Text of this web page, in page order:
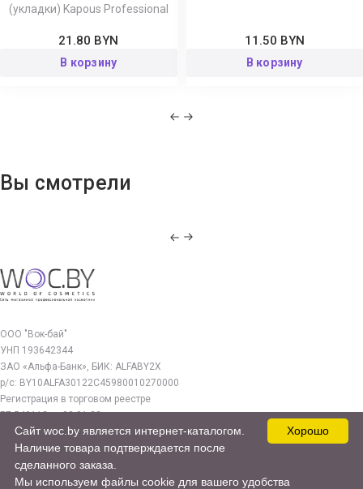
(укладки) Kapous Professional
21.80 BYN
В корзину
11.50 BYN
В корзину
Вы смотрели
ООО "Вок-бай"
УНП 193642344
ЗАО «Альфа-Банк», БИК: ALFABY2X
р/с: BY10ALFA30122C45980010270000
Регистрация в торговом реестре
РБ 549112 от 03.01.23г.
Юр. адрес:
220140, г. Минск, ул. Бурдейного 22, оф.212
Хорошо
Сайт woc.by является интернет-каталогом.
Наличие товара подтверждается после
сделанного заказа.
Мы используем файлы cookie для вашего удобства